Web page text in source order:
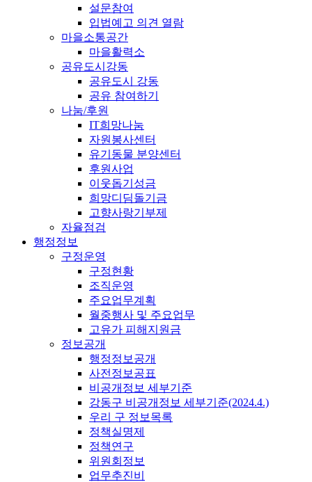
설문참여
입법예고 의견 열람
마을소통공간
마을활력소
공유도시강동
공유도시 강동
공유 참여하기
나눔/후원
IT희망나눔
자원봉사센터
유기동물 분양센터
후원사업
이웃돕기성금
희망디딤돌기금
고향사랑기부제
자율점검
행정정보
구정운영
구정현황
조직운영
주요업무계획
월중행사 및 주요업무
고유가 피해지원금
정보공개
행정정보공개
사전정보공표
비공개정보 세부기준
강동구 비공개정보 세부기준(2024.4.)
우리 구 정보목록
정책실명제
정책연구
위원회정보
업무추진비